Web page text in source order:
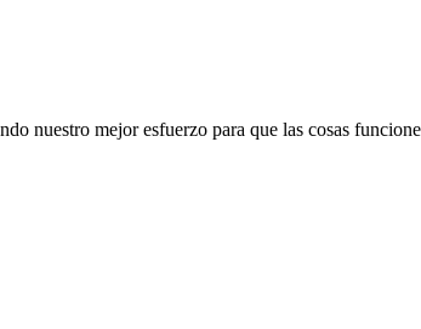
nuestro mejor esfuerzo para que las cosas